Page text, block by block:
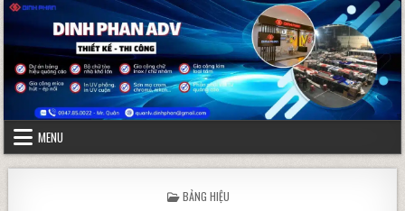
Skip to content
MENU
POSTED IN
BẢNG HIỆU